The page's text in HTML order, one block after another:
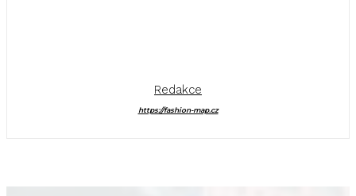
Redakce
https://fashion-map.cz